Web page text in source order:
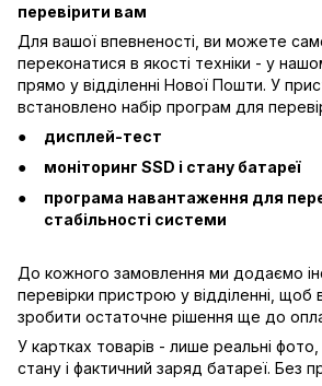
перевірити вам
Для вашої впевненості, ви можете
переконатися в якості техніки - у
прямо у відділенні Нової Пошти. У
встановлено набір програм для
дисплей-тест
моніторинг SSD і стану батареї
програма навантаження для
стабільності системи
До кожного замовлення ми додаємо
перевірки пристрою у відділенні, щоб
зробити остаточне рішення ще до
У картках товарів - лише реальні
стану і фактичний заряд батареї. Без